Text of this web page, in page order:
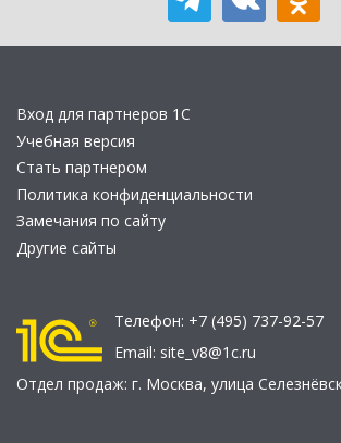
Вход для партнеров 1С
Учебная версия
Стать партнером
Политика конфиденциальности
Замечания по сайту
Другие сайты
Телефон: +7 (495) 737-92-57
Email: site_v8@1c.ru
Отдел продаж: г. Москва, улица